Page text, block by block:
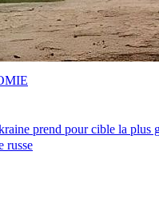
prend pour cible la plus
russe